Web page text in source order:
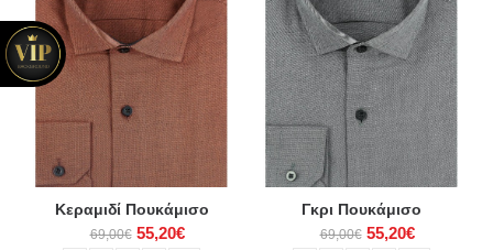
Κεραμιδί Πουκάμισο
69,00€ 55,20€
Γκρι Πουκάμισο
69,00€ 55,20€